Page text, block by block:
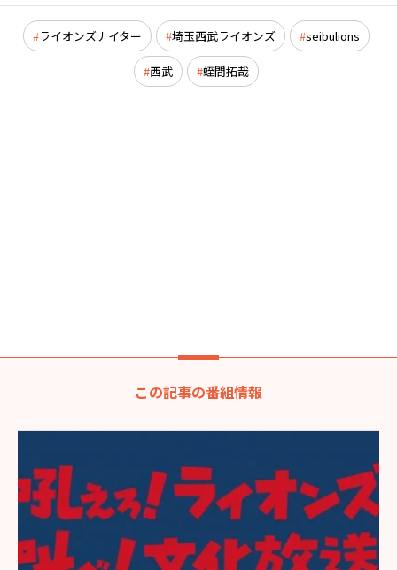
ライオンズナイター 埼玉西武ライオンズ seibulions
西武 蛭間拓哉
この記事の番組情報